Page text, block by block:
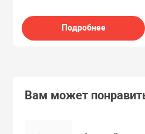
Подробнее
Вам может